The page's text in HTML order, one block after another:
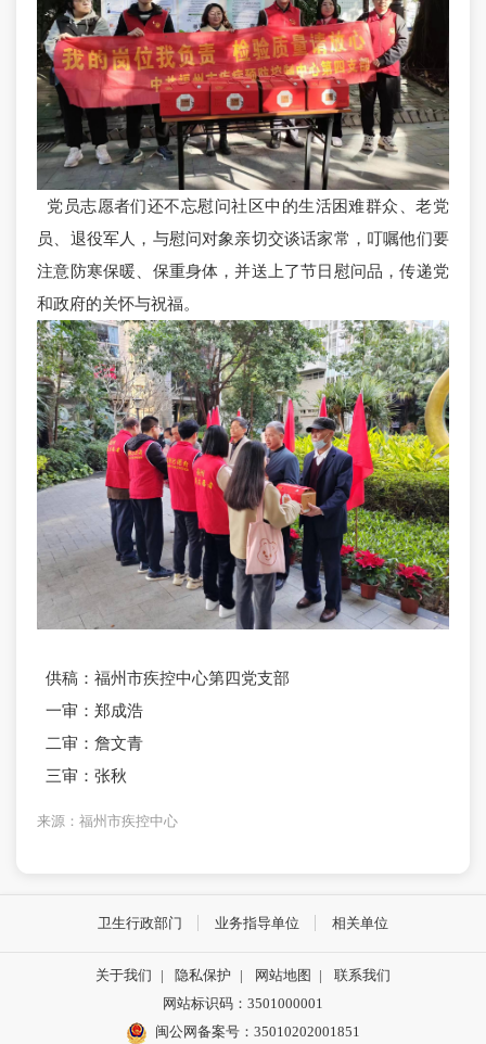
党员志愿者们还不忘慰问社区中的生活困难群众、老党
员、退役军人，与慰问对象亲切交谈话家常，叮嘱他们要
注意防寒保暖、保重身体，并送上了节日慰问品，传递党
和政府的关怀与祝福。
供稿：福州市疾控中心第四党支部
一审：郑成浩
二审：詹文青
三审：张秋
来源：福州市疾控中心
卫生行政部门 业务指导单位 相关单位
关于我们 | 隐私保护 | 网站地图 |
联系我们
网站标识码：3501000001
闽公网备案号：35010202001851